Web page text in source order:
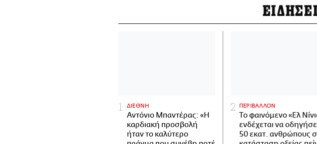
ΔΙΕΘΝΗ
Αντόνιο Μπαντέρας: «Η
καρδιακή προσβολή
ήταν το καλύτερο
ΠΕΡΙΒΑΛΛΟΝ
Το φαινόμενο «Ελ
ενδέχεται να
50 εκατ. ανθρώπους